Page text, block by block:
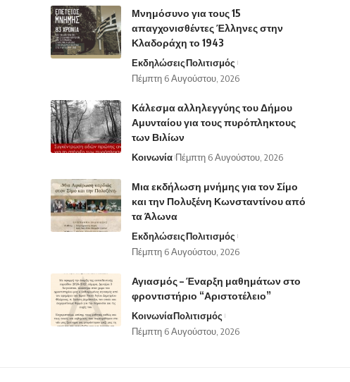
Μνημόσυνο για τους 15
απαγχονισθέντες Έλληνες στην
Κλαδοράχη το 1943
ΕκδηλώσειςΠολιτισμός
Πέμπτη 6 Αυγούστου, 2026
Κάλεσμα αλληλεγγύης του Δήμου
Αμυνταίου για τους πυρόπληκτους
των Βιλίων
Κοινωνία Πέμπτη 6 Αυγούστου, 2026
Μια εκδήλωση μνήμης για τον Σίμο
και την Πολυξένη Κωνσταντίνου από
τα Άλωνα
ΕκδηλώσειςΠολιτισμός
Πέμπτη 6 Αυγούστου, 2026
Αγιασμός – Έναρξη μαθημάτων στο
φροντιστήριο “Αριστοτέλειο”
ΚοινωνίαΠολιτισμός
Πέμπτη 6 Αυγούστου, 2026